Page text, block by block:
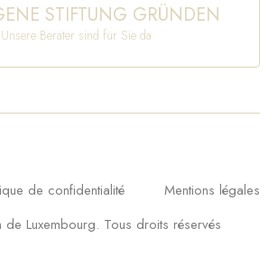
STIFTUNG GRÜNDEN
Unsere Berater sind für Sie da
de confidentialité
Mentions légales
Luxembourg. Tous droits réservés